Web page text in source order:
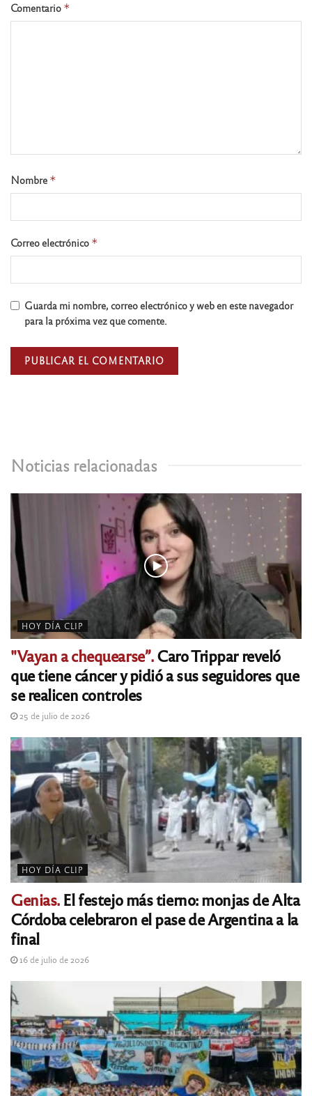
Noticias relacionadas
HOY DÍA CLIP
"Vayan a chequearse”.Caro Trippar reveló
que tiene cáncer y pidió a sus seguidores que
se realicen controles
25 de julio de 2026
HOY DÍA CLIP
Genias.El festejo más tierno: monjas de Alta
Córdoba celebraron el pase de Argentina a la
final
16 de julio de 2026
Comentario *
Nombre *
Correo electrónico *
Guarda mi nombre, correo electrónico y web en este navegador
para la próxima vez que comente.